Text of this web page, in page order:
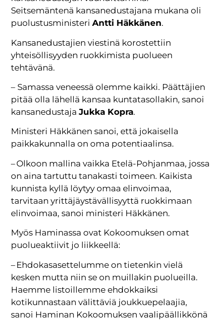
Seitsemäntenä kansanedustajana mukana oli
puolustusministeriAntti Häkkänen.
Kansanedustajien viestinä korostettiin
yhteisöllisyyden ruokkimista puolueen
tehtävänä.
– Samassa veneessä olemme kaikki. Päättäjien
pitää olla lähellä kansaa kuntatasollakin, sanoi
kansanedustajaJukka Kopra.
Ministeri Häkkänen sanoi, että jokaisella
paikkakunnalla on oma potentiaalinsa.
– Olkoon mallina vaikka Etelä-Pohjanmaa, jossa
on aina tartuttu tanakasti toimeen. Kaikista
kunnista kyllä löytyy omaa elinvoimaa,
tarvitaan yrittäjäystävällisyyttä ruokkimaan
elinvoimaa, sanoi ministeri Häkkänen.
Myös Haminassa ovat Kokoomuksen omat
puolueaktiivit jo liikkeellä:
– Ehdokasasettelumme on tietenkin vielä
kesken mutta niin se on muillakin puolueilla.
Haemme listoillemme ehdokkaiksi
kotikunnastaan välittäviä joukkuepelaajia,
sanoi Haminan Kokoomuksen vaalipäällikkönä